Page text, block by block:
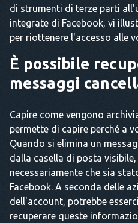
di strumenti di terze parti
integrate di Facebook, vi
per riottenere l'accesso alle
È possibile
messaggi
Capire come vengono
permette di capire perché a
Quando si elimina un
dalla casella di posta
necessariamente che sia
Facebook. A seconda delle
dell'account, potrebbe
recuperare queste